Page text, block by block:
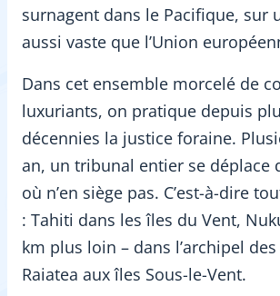
surnagent dans le Pacifique, sur
aussi vaste que l’Union
Dans cet ensemble morcelé de
luxuriants, on pratique depuis
décennies la justice foraine.
an, un tribunal entier se déplace
où n’en siège pas. C’est-à-dire
: Tahiti dans les îles du Vent,
km plus loin – dans l’archipel
Raiatea aux îles Sous-le-Vent.